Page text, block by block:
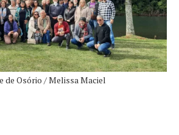
de Osório / Melissa Maciel